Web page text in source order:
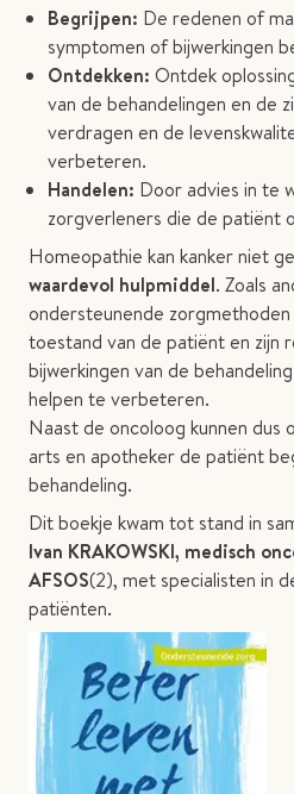
Begrijpen: De redenen of
symptomen of bijwerkingen
Ontdekken: Ontdek
van de behandelingen en de
verdragen en de
verbeteren.
Handelen: Door advies in te
zorgverleners die de patiënt
Homeopathie kan kanker niet
waardevol hulpmiddel. Zoals
ondersteunende
toestand van de patiënt en zijn
bijwerkingen van de
helpen te verbeteren.
Naast de oncoloog kunnen dus
arts en apotheker de patiënt
behandeling.
Dit boekje kwam tot stand in
Ivan KRAKOWSKI, medisch
AFSOS(2), met specialisten in
patiënten.